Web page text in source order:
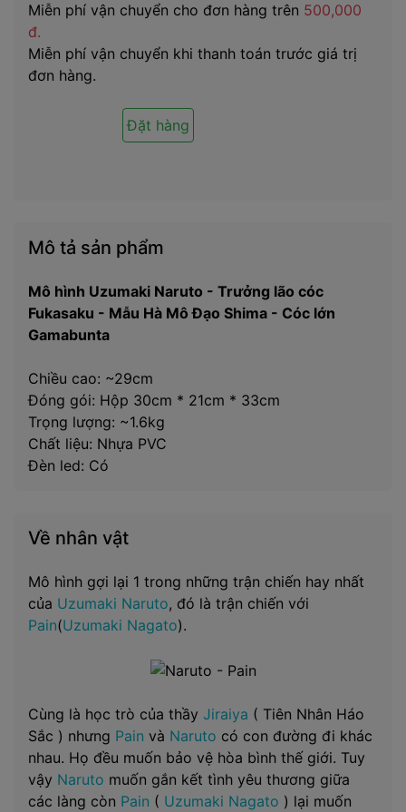
Miễn phí vận chuyển cho đơn hàng trên 500,000
đ.
Miễn phí vận chuyển khi thanh toán trước giá trị
đơn hàng.
Đặt hàng
Mô tả sản phẩm
Mô hình Uzumaki Naruto - Trưởng lão cóc
Fukasaku - Mẫu Hà Mô Đạo Shima - Cóc lớn
Gamabunta
Chiều cao: ~29cm
Đóng gói: Hộp 30cm * 21cm * 33cm
Trọng lượng: ~1.6kg
Chất liệu: Nhựa PVC
Đèn led: Có
Về nhân vật
Mô hình gợi lại 1 trong những trận chiến hay nhất
của Uzumaki Naruto, đó là trận chiến với
Pain(Uzumaki Nagato).
Cùng là học trò của thầy Jiraiya ( Tiên Nhân Háo
Sắc ) nhưng Pain và Naruto có con đường đi khác
nhau. Họ đều muốn bảo vệ hòa bình thế giới. Tuy
vậy Naruto muốn gắn kết tình yêu thương giữa
các làng còn Pain ( Uzumaki Nagato ) lại muốn